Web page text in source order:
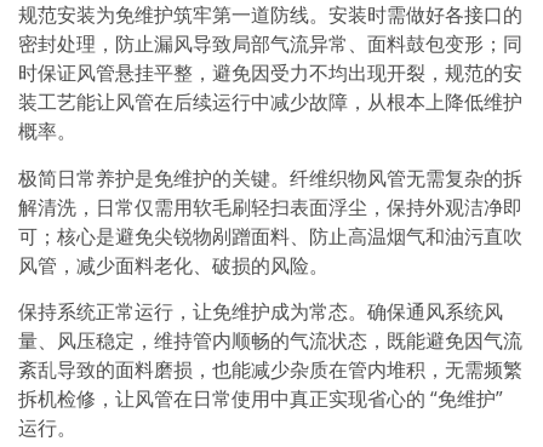
规范安装为免维护筑牢第一道防线。安装时需做好各接口的
密封处理，防止漏风导致局部气流异常、面料鼓包变形；同
时保证风管悬挂平整，避免因受力不均出现开裂，规范的安
装工艺能让风管在后续运行中减少故障，从根本上降低维护
概率。
极简日常养护是免维护的关键。纤维织物风管无需复杂的拆
解清洗，日常仅需用软毛刷轻扫表面浮尘，保持外观洁净即
可；核心是避免尖锐物剐蹭面料、防止高温烟气和油污直吹
风管，减少面料老化、破损的风险。
保持系统正常运行，让免维护成为常态。确保通风系统风
量、风压稳定，维持管内顺畅的气流状态，既能避免因气流
紊乱导致的面料磨损，也能减少杂质在管内堆积，无需频繁
拆机检修，让风管在日常使用中真正实现省心的 “免维护”
运行。